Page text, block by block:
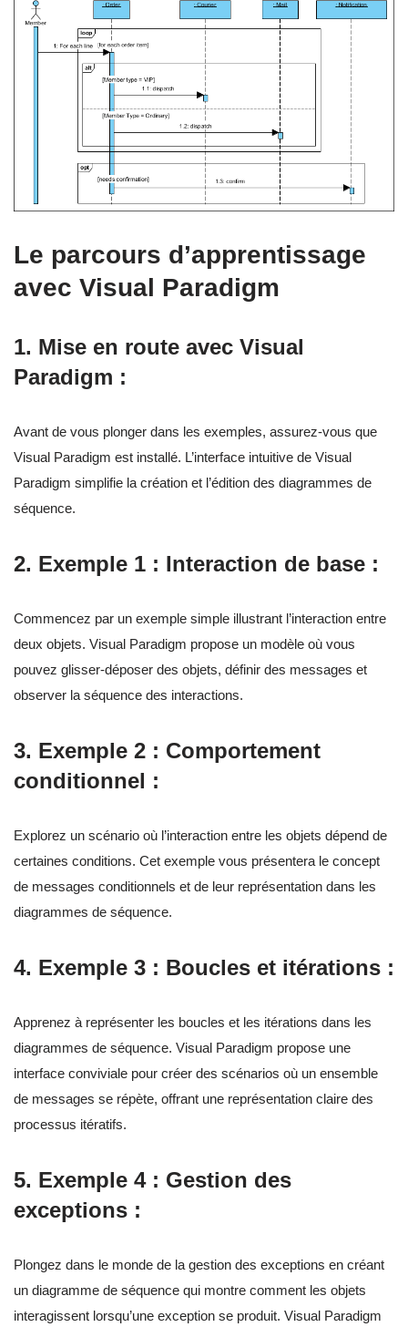
Le parcours d’apprentissage
avec Visual Paradigm
1. Mise en route avec Visual
Paradigm :
Avant de vous plonger dans les exemples, assurez-vous que
Visual Paradigm est installé. L’interface intuitive de Visual
Paradigm simplifie la création et l’édition des diagrammes de
séquence.
2. Exemple 1 : Interaction de base :
Commencez par un exemple simple illustrant l’interaction entre
deux objets. Visual Paradigm propose un modèle où vous
pouvez glisser-déposer des objets, définir des messages et
observer la séquence des interactions.
3. Exemple 2 : Comportement
conditionnel :
Explorez un scénario où l’interaction entre les objets dépend de
certaines conditions. Cet exemple vous présentera le concept
de messages conditionnels et de leur représentation dans les
diagrammes de séquence.
4. Exemple 3 : Boucles et itérations :
Apprenez à représenter les boucles et les itérations dans les
diagrammes de séquence. Visual Paradigm propose une
interface conviviale pour créer des scénarios où un ensemble
de messages se répète, offrant une représentation claire des
processus itératifs.
5. Exemple 4 : Gestion des
exceptions :
Plongez dans le monde de la gestion des exceptions en créant
un diagramme de séquence qui montre comment les objets
interagissent lorsqu’une exception se produit. Visual Paradigm